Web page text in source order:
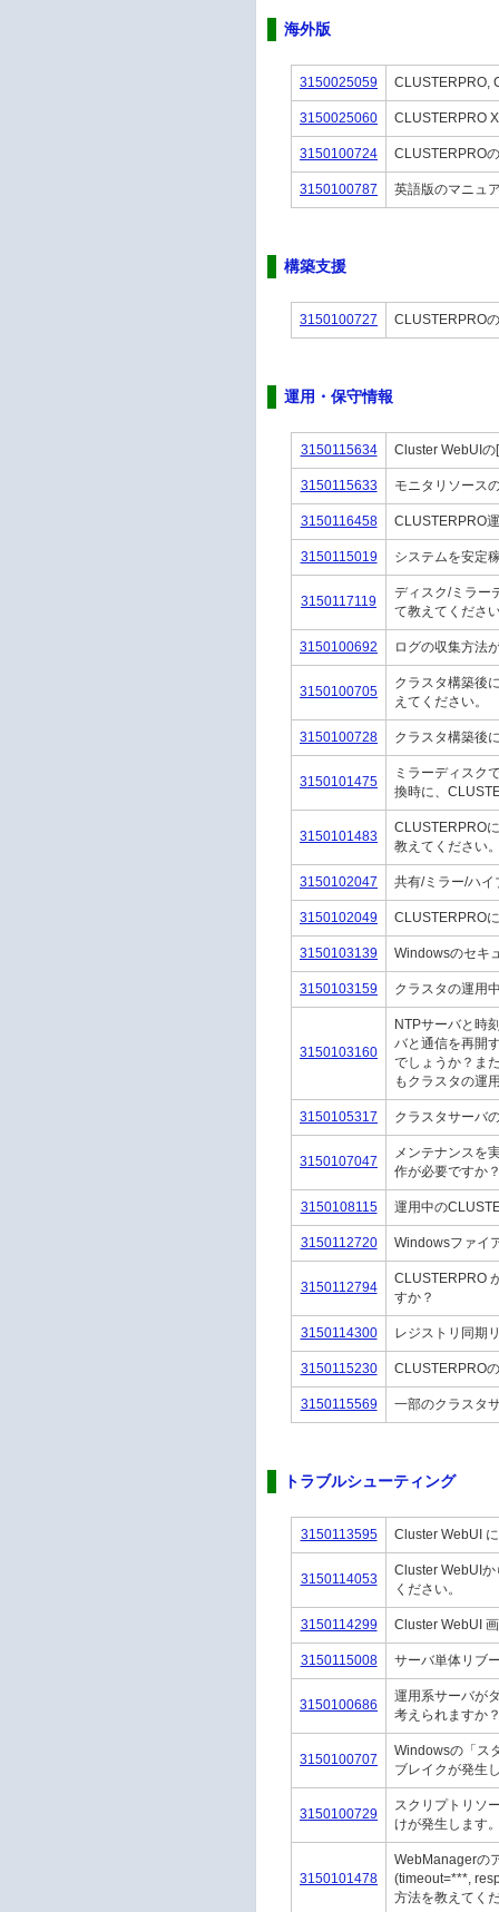
海外版
3150025059 CLUSTERPRO,
3150025060 CLUSTERPRO
3150100724 CLUSTERPRO
3150100787 英語版のマニュ
構築支援
3150100727 CLUSTERPRO
運用・保守情報
3150115634 Cluster WebUI
3150115633 モニタリソース
3150116458 CLUSTERPRO
3150115019 システムを安定
3150117119
ディスク/ミラー
て教えてくださ
3150100692 ログの収集方法
3150100705
クラスタ構築後
えてください。
3150100728 クラスタ構築後
3150101475
ミラーディスク
換時に、
3150101483
CLUSTERPRO
教えてください
3150102047 共有/ミラー/ハ
3150102049 CLUSTERPRO
3150103139 Windowsのセキ
3150103159 クラスタの運用
3150103160
NTPサーバと時
バと通信を再開
でしょうか？ま
もクラスタの運
3150105317 クラスタサーバ
3150107047
メンテナンスを
作が必要ですか
3150108115 運用中の
3150112720 Windowsファイ
3150112794
CLUSTERPRO
すか？
3150114300 レジストリ同期
3150115230 CLUSTERPRO
3150115569 一部のクラスタ
トラブルシューティング
3150113595 Cluster WebUI
3150114053
Cluster WebUI
ください。
3150114299 Cluster WebUI
3150115008 サーバ単体リブ
3150100686
運用系サーバが
考えられますか
3150100707
Windowsの「ス
ブレイクが発生
3150100729
スクリプトリソ
けが発生します
3150101478
WebManagerの
(timeout=***,
方法を教えてく